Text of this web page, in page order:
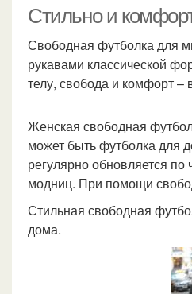
комфортного ношения
Стильно и
Свободная футболка для
рукавами классической
телу, свобода и комфорт
Женская свободная
может быть футболка для
регулярно обновляется
модниц. При помощи
Стильная свободная
дома.